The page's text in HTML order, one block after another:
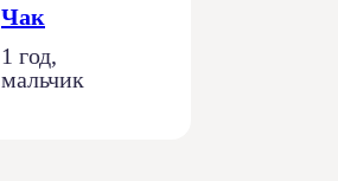
Чак
1 год,
мальчик